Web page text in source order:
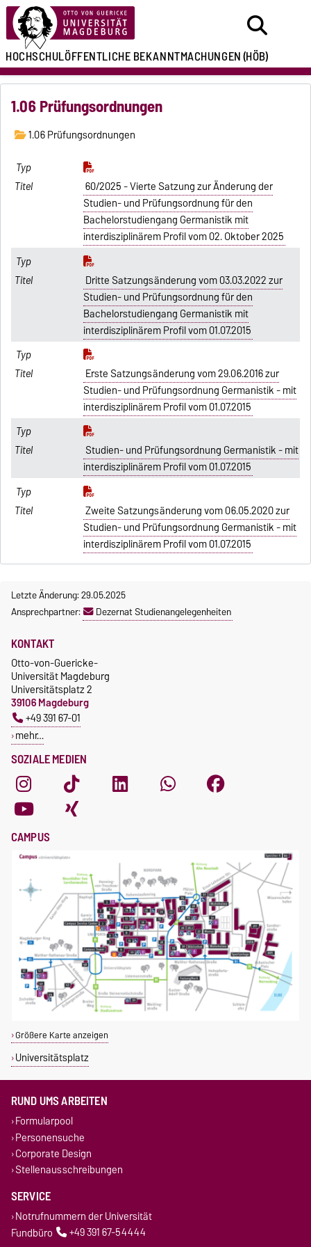
HOCHSCHULÖFFENTLICHEBEKANNTMACHUNGEN(HÖB)
1.06 Prüfungsordnungen
1.06 Prüfungsordnungen
60/2025 - Vierte Satzung zur Änderung der
Studien- und Prüfungsordnung für den
Bachelorstudiengang Germanistik mit
interdisziplinärem Profil vom 02. Oktober 2025
Dritte Satzungsänderung vom 03.03.2022 zur
Studien- und Prüfungsordnung für den
Bachelorstudiengang Germanistik mit
interdisziplinärem Profil vom 01.07.2015
Erste Satzungsänderung vom 29.06.2016 zur
Studien- und Prüfungsordnung Germanistik - mit
interdisziplinärem Profil vom 01.07.2015
Studien- und Prüfungsordnung Germanistik - mit
interdisziplinärem Profil vom 01.07.2015
Zweite Satzungsänderung vom 06.05.2020 zur
Studien- und Prüfungsordnung Germanistik - mit
interdisziplinärem Profil vom 01.07.2015
Letzte Änderung: 29.05.2025
Ansprechpartner:
Dezernat Studienangelegenheiten
SOZIALE MEDIEN
KONTAKT
Otto-von-Guericke-
Universität Magdeburg
Universitätsplatz 2
39106 Magdeburg
+49 391 67-01
mehr…
CAMPUS
Größere Karte anzeigen
Universitätsplatz
RUND UMS ARBEITEN
Formularpool
Personensuche
Corporate Design
Stellenausschreibungen
SERVICE
Notrufnummern der Universität
Fundbüro
+49 391 67-54444